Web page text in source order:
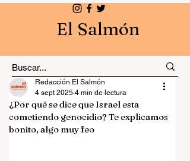
El Salmón
¿Por qué se dice que Israel esta
cometiendo genocidio? Te explicamos
bonito, algo muy feo
Redacción El Salmón
4 sept 2025 4 min de lectura